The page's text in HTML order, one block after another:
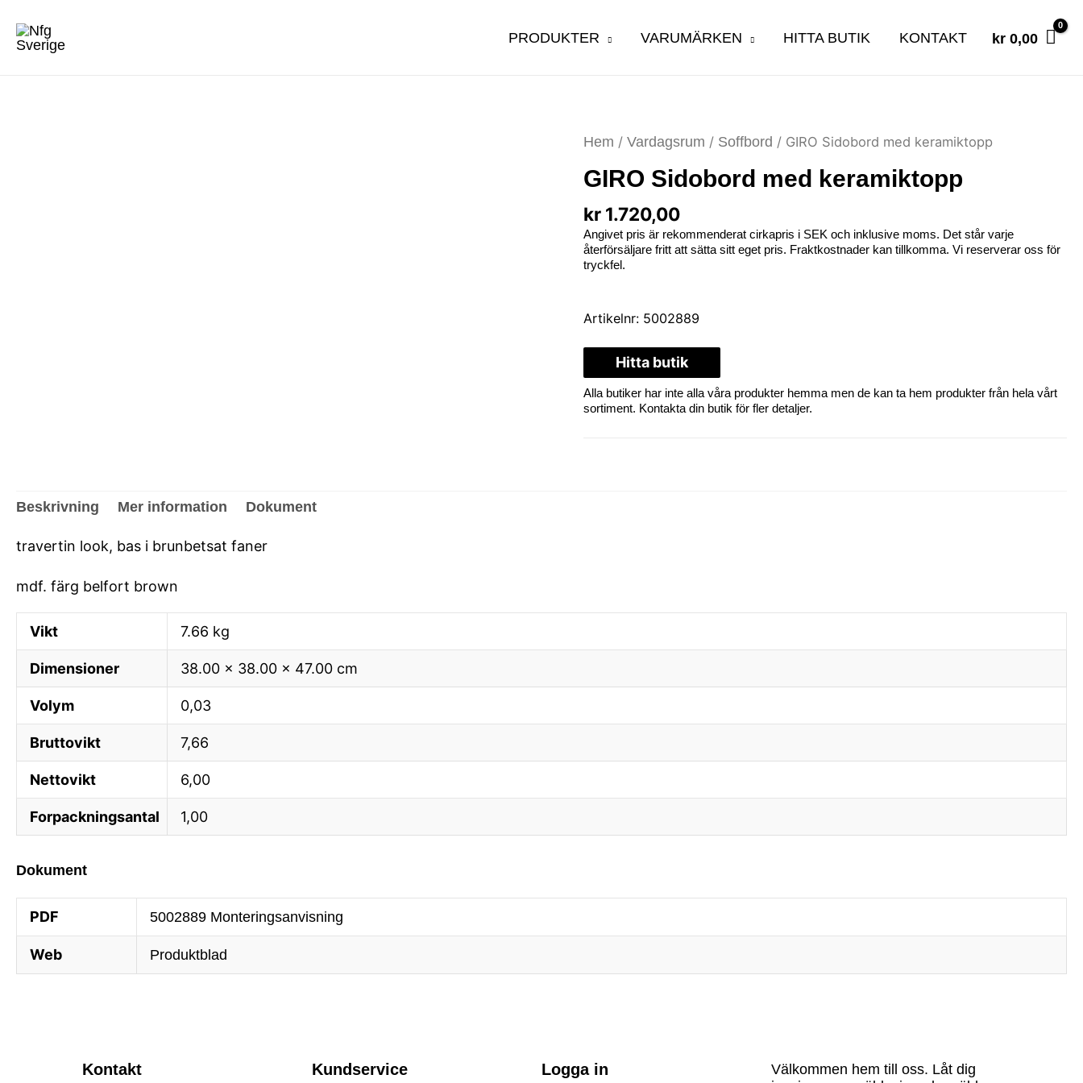
PRODUKTER VARUMÄRKEN HITTA BUTIK KONTAKT kr 0,00
Hem /Vardagsrum / Soffbord / GIRO Sidobord med keramiktopp
GIRO Sidobord med keramiktopp
kr 1.720,00
Angivet pris är rekommenderat cirkapris i SEK och inklusive moms. Det står varje
återförsäljare fritt att sätta sitt eget pris. Fraktkostnader kan tillkomma. Vi reserverar oss för
tryckfel.
Artikelnr: 5002889
Hitta butik
Alla butiker har inte alla våra produkter hemma men de kan ta hem produkter från hela vårt
sortiment. Kontakta din butik för fler detaljer.
Beskrivning Mer information Dokument
travertin look, bas i brunbetsat faner
mdf. färg belfort brown
Vikt 7.66 kg
Dimensioner 38.00 × 38.00 × 47.00 cm
Volym 0,03
Bruttovikt 7,66
Nettovikt 6,00
Forpackningsantal 1,00
Dokument
PDF 5002889 Monteringsanvisning
Web Produktblad
Kontakt Kundservice Logga in
Välkommen hem till oss. Låt dig